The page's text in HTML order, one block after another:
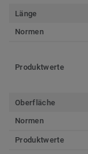
Länge
Normen
Produktwerte
Oberfläche
Normen
Produktwerte